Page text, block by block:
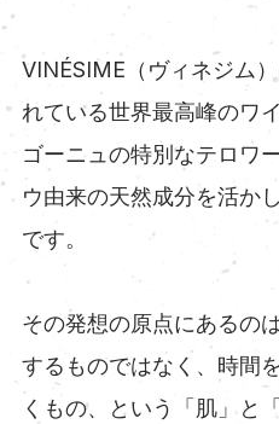
VINÉSIME（ヴィネジム
れている世界最高峰のワ
ゴーニュの特別なテロワ
ウ由来の天然成分を活か
です。
その発想の原点にあるの
するものではなく、時間
くもの、という「肌」と